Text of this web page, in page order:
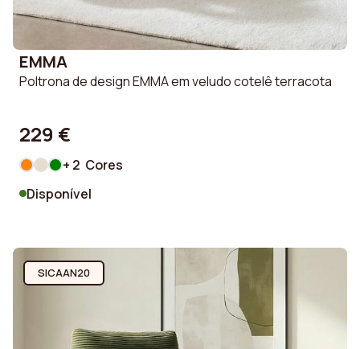
EMMA
Poltrona de design EMMA em veludo cotelê terracota
229 €
+ 2 Cores
Disponível
SICAAN20